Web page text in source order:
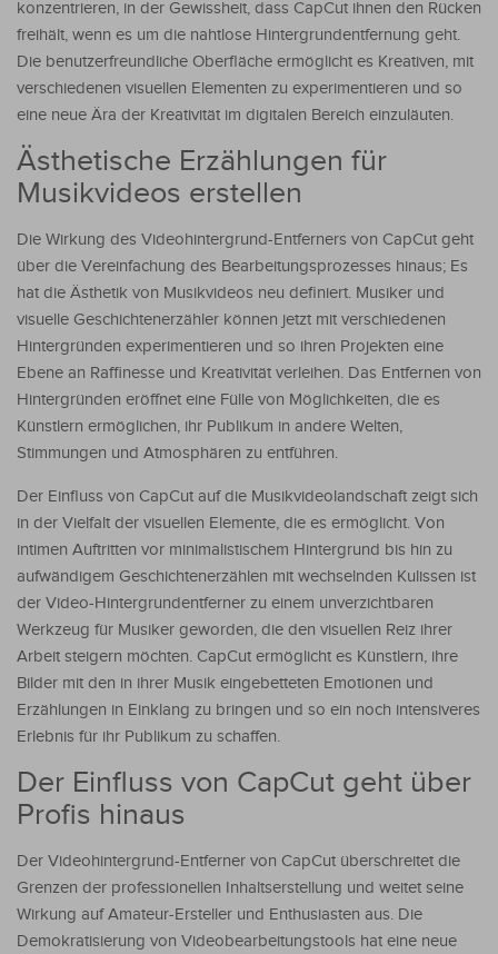
konzentrieren, in der Gewissheit, dass CapCut ihnen den Rücken
freihält, wenn es um die nahtlose Hintergrundentfernung geht.
Die benutzerfreundliche Oberfläche ermöglicht es Kreativen, mit
verschiedenen visuellen Elementen zu experimentieren und so
eine neue Ära der Kreativität im digitalen Bereich einzuläuten.
Ästhetische Erzählungen für
Musikvideos erstellen
Die Wirkung des Videohintergrund-Entferners von CapCut geht
über die Vereinfachung des Bearbeitungsprozesses hinaus; Es
hat die Ästhetik von Musikvideos neu definiert. Musiker und
visuelle Geschichtenerzähler können jetzt mit verschiedenen
Hintergründen experimentieren und so ihren Projekten eine
Ebene an Raffinesse und Kreativität verleihen. Das Entfernen von
Hintergründen eröffnet eine Fülle von Möglichkeiten, die es
Künstlern ermöglichen, ihr Publikum in andere Welten,
Stimmungen und Atmosphären zu entführen.
Der Einfluss von CapCut auf die Musikvideolandschaft zeigt sich
in der Vielfalt der visuellen Elemente, die es ermöglicht. Von
intimen Auftritten vor minimalistischem Hintergrund bis hin zu
aufwändigem Geschichtenerzählen mit wechselnden Kulissen ist
der Video-Hintergrundentferner zu einem unverzichtbaren
Werkzeug für Musiker geworden, die den visuellen Reiz ihrer
Arbeit steigern möchten. CapCut ermöglicht es Künstlern, ihre
Bilder mit den in ihrer Musik eingebetteten Emotionen und
Erzählungen in Einklang zu bringen und so ein noch intensiveres
Erlebnis für ihr Publikum zu schaffen.
Der Einfluss von CapCut geht über
Profis hinaus
Der Videohintergrund-Entferner von CapCut überschreitet die
Grenzen der professionellen Inhaltserstellung und weitet seine
Wirkung auf Amateur-Ersteller und Enthusiasten aus. Die
Demokratisierung von Videobearbeitungstools hat eine neue